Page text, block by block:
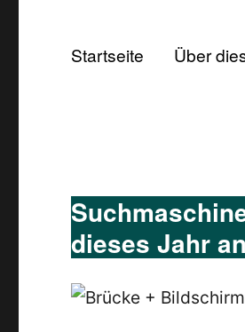
Startseite Über
dieses Jahr